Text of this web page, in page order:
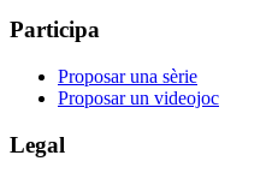
Participa
Proposar una sèrie
Proposar un videojoc
Legal